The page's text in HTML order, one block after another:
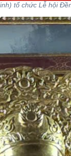
tổ chức Lễ hội